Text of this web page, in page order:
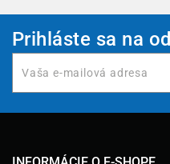
Prihláste sa na